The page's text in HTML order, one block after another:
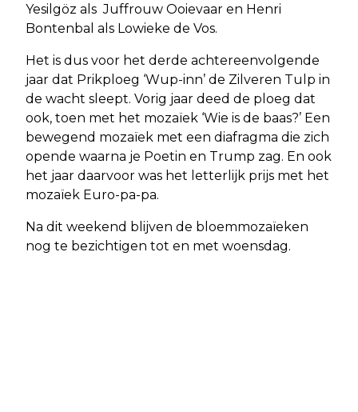
Yesilgöz als Juffrouw Ooievaar en Henri
Bontenbal als Lowieke de Vos.
Het is dus voor het derde achtereenvolgende
jaar dat Prikploeg ‘Wup-inn’ de Zilveren Tulp in
de wacht sleept. Vorig jaar deed de ploeg dat
ook, toen met het mozaïek ‘Wie is de baas?’ Een
bewegend mozaïek met een diafragma die zich
opende waarna je Poetin en Trump zag. En ook
het jaar daarvoor was het letterlijk prijs met het
mozaïek Euro-pa-pa.
Na dit weekend blijven de bloemmozaïeken
nog te bezichtigen tot en met woensdag.